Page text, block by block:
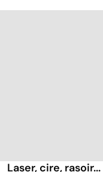
Laser, cire,